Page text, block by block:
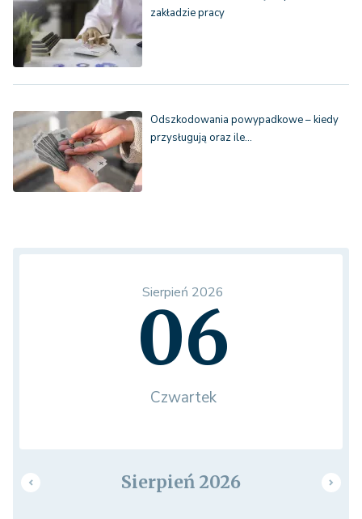
zakładzie pracy
Odszkodowania powypadkowe – kiedy
przysługują oraz ile…
Sierpień 2026
06
Czwartek
Sierpień 2026